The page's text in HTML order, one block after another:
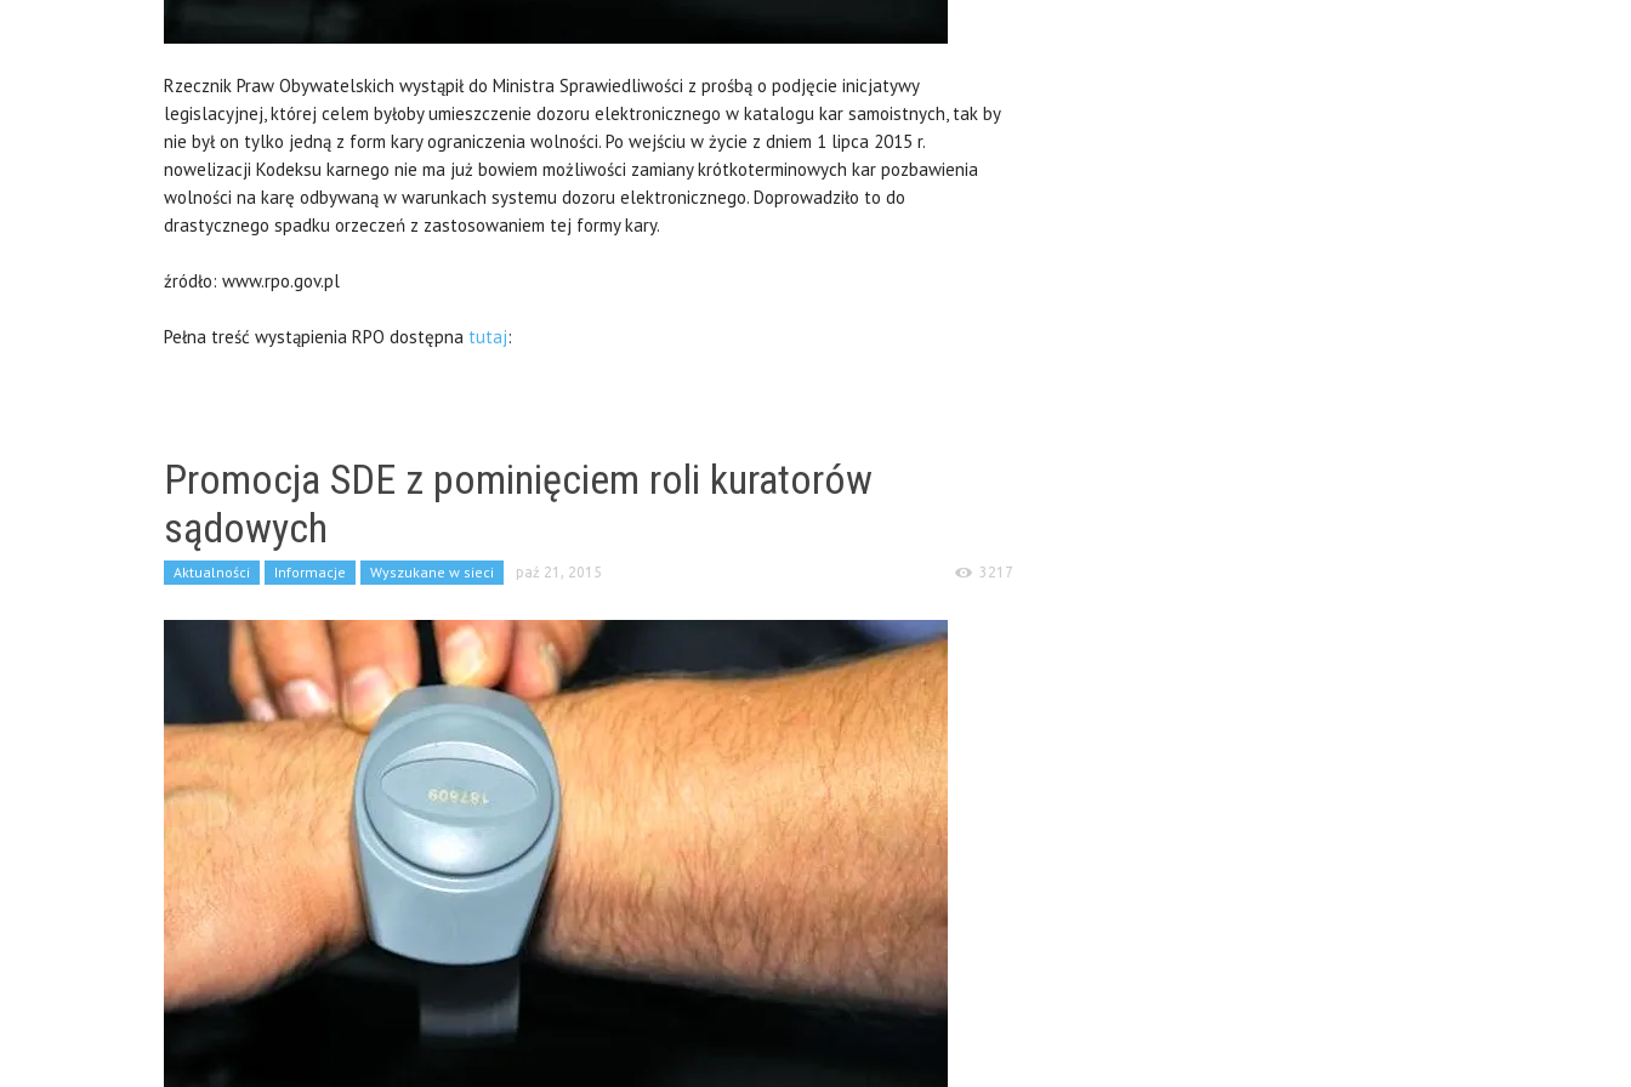
Rzecznik Praw Obywatelskich wystąpił do Ministra Sprawiedliwości z prośbą o podjęcie inicjatywy
legislacyjnej, której celem byłoby umieszczenie dozoru elektronicznego w katalogu kar samoistnych, tak by
nie był on tylko jedną z form kary ograniczenia wolności. Po wejściu w życie z dniem 1 lipca 2015 r.
nowelizacji Kodeksu karnego nie ma już bowiem możliwości zamiany krótkoterminowych kar pozbawienia
wolności na karę odbywaną w warunkach systemu dozoru elektronicznego. Doprowadziło to do
drastycznego spadku orzeczeń z zastosowaniem tej formy kary.
źródło: www.rpo.gov.pl
Pełna treść wystąpienia RPO dostępna tutaj:
Promocja SDE z pominięciem roli kuratorów
sądowych
Aktualności Informacje Wyszukane w sieci paź 21, 2015 3217